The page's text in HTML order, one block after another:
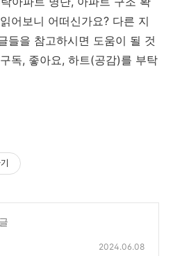
어보니 어떠신가요? 다른 지
들을 참고하시면 도움이 될 것
독, 좋아요, 하트(공감)를 부탁
2024.06.08